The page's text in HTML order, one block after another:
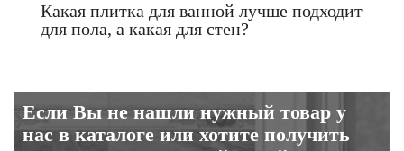
Какая плитка для ванной лучше подходит
для пола, а какая для стен?
Если Вы не нашли нужный товар у
нас в каталоге или хотите получить